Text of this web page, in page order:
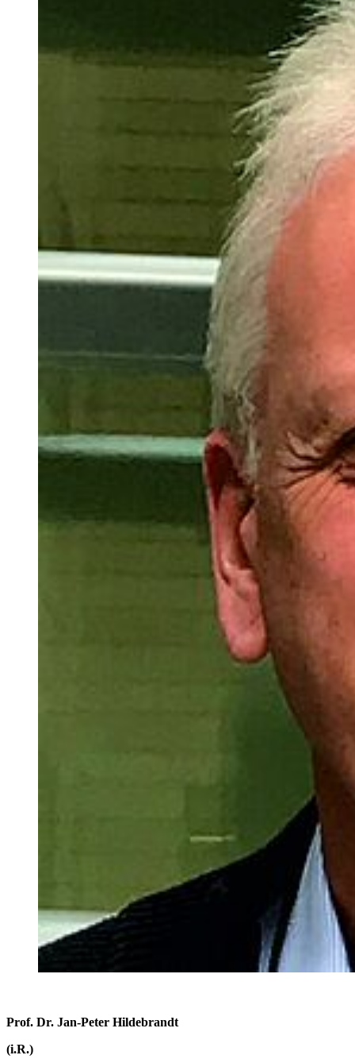
Prof. Dr. Jan-Peter Hildebrandt
(i.R.)